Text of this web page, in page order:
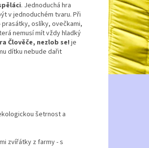
. Jednoduchá hra
v jednoduchém tvaru. Při
prasátky, oslíky, ovečkami,
nemusí mít vždy hladký
Člověče, nezlob se!je
dítku nebude dařit
šetrnost a
zvířátky z farmy - s